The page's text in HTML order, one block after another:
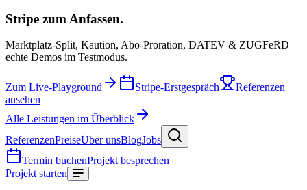
Stripe zum Anfassen.
Marktplatz-Split, Kaution, Abo-Proration, DATEV & ZUGFeRD –
echte Demos im Testmodus.
Zum Live-Playground Stripe-Erstgespräch
Referenzen
ansehen
Alle Leistungen im Überblick
ReferenzenPreiseÜber unsBlogJobs
Termin buchenProjekt besprechen
Projekt starten